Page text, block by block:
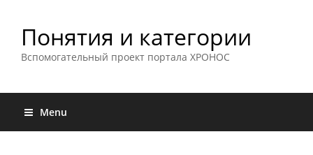
Понятия и категории
Вспомогательный проект портала ХРОНОС
Menu